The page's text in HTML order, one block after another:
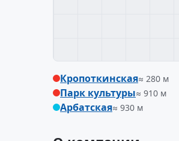
Кропоткинская≈ 280 м
Парк культуры≈ 910 м
Арбатская≈ 930 м